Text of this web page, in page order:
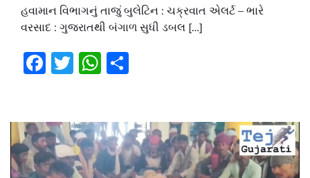
હવામાન વિભાગનું તાજું બુલેટિન : ચક્રવાત એલર્ટ – ભારે
વરસાદ : ગુજરાતથી બંગાળ સુધી ડબલ […]
Facebook
TwitterWhatsApp